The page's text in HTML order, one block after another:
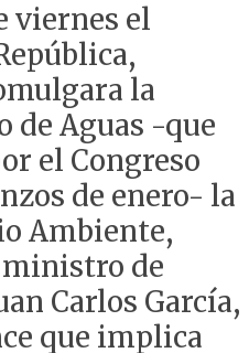
viernes el
la
de Aguas -que
el Congreso
de enero- la
Ambiente,
ministro de
Carlos García,
que implica